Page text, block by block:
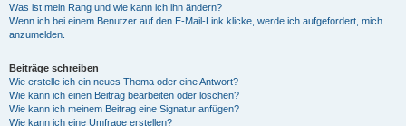
Was ist mein Rang und wie kann ich ihn ändern?
Wenn ich bei einem Benutzer auf den E-Mail-Link klicke, werde ich aufgefordert, mich
anzumelden.
Beiträge schreiben
Wie erstelle ich ein neues Thema oder eine Antwort?
Wie kann ich einen Beitrag bearbeiten oder löschen?
Wie kann ich meinem Beitrag eine Signatur anfügen?
Wie kann ich eine Umfrage erstellen?